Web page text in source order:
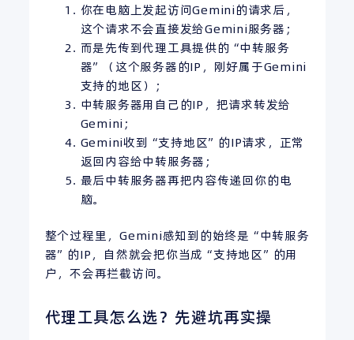
你在电脑上发起访问Gemini的请求后，
这个请求不会直接发给Gemini服务器；
而是先传到代理工具提供的“中转服务
器”（这个服务器的IP，刚好属于Gemini
支持的地区）；
中转服务器用自己的IP，把请求转发给
Gemini；
Gemini收到“支持地区”的IP请求，正常
返回内容给中转服务器；
最后中转服务器再把内容传递回你的电
脑。
整个过程里，Gemini感知到的始终是“中转服务
器”的IP，自然就会把你当成“支持地区”的用
户，不会再拦截访问。
代理工具怎么选？先避坑再实操